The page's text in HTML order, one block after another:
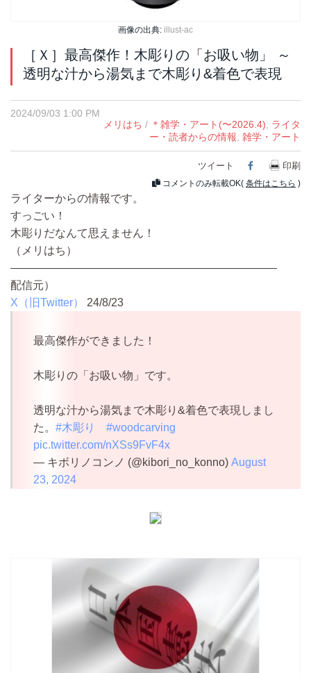
画像の出典: illust-ac
［Ｘ］最高傑作！木彫りの「お吸い物」 ～
透明な汁から湯気まで木彫り&着色で表現
2024/09/03 1:00 PM
メリはち / ＊雑学・アート(〜2026.4)
ライタ
ー・読者からの情報 雑学・アート
ツイート Facebook
印刷
コメントのみ転載OK( 条件はこちら )
ライターからの情報です。
すっごい！
木彫りだなんて思えません！
（メリはち）
————————————————————————
配信元）
X（旧Twitter）
24/8/23
最高傑作ができました！
木彫りの「お吸い物」です。
透明な汁から湯気まで木彫り&着色で表現しまし
た。 #木彫り
#woodcarving
pic.twitter.com/nXSs9FvF4x
— キボリノコンノ (@kibori_no_konno) August
23, 2024